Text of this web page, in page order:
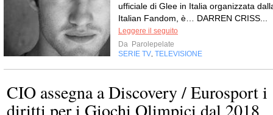
ufficiale di Glee in Italia organizzata
Italian Fandom, è… DARREN CRISS...
Leggere il seguito
Da Parolepelate
SERIE TV, TELEVISIONE
CIO assegna a Discovery / Eurosport i